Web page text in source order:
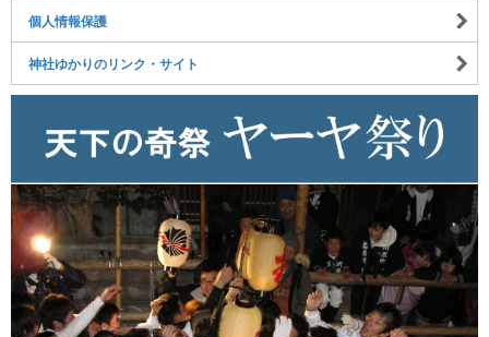
個人情報保護
神社ゆかりのリンク・サイト